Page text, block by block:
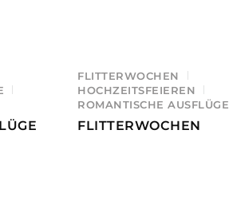
FLITTERWOCHEN
HOCHZEITSFEIEREN
ROMANTISCHE AUSFLÜGE
FLITTERWOCHEN